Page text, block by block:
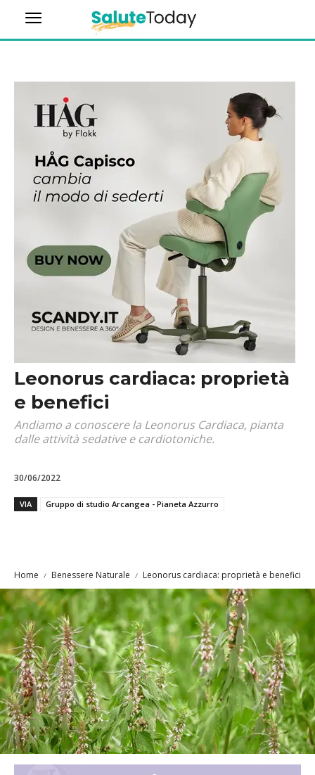
Leonorus cardiaca: proprietà
e benefici
Andiamo a conoscere la Leonorus Cardiaca, pianta
dalle attività sedative e cardiotoniche.
30/06/2022
VIA Gruppo di studio Arcangea - Pianeta Azzurro
Home Benessere Naturale Leonorus cardiaca: proprietà e benefici